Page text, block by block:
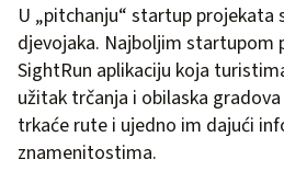
U „pitchanju“ startup projekata
djevojaka. Najboljim startupom
SightRun aplikaciju koja
užitak trčanja i obilaska
trkaće rute i ujedno im dajući
znamenitostima.